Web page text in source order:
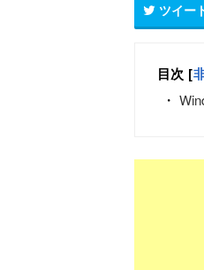
ツイー
目次 [